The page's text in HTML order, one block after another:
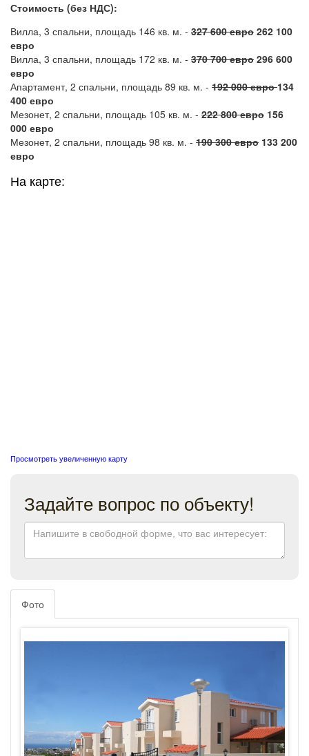
Стоимость (без НДС):
Вилла, 3 спальни, площадь 146 кв. м. - 327 600 евро 262 100
евро
Вилла, 3 спальни, площадь 172 кв. м. - 370 700 евро 296 600
евро
Апартамент, 2 спальни, площадь 89 кв. м. - 192 000 евро134
400 евро
Мезонет, 2 спальни, площадь 105 кв. м. - 222 800 евро 156
000 евро
Мезонет, 2 спальни, площадь 98 кв. м. - 190 300 евро 133 200
евро
На карте:
Просмотреть увеличенную карту
Задайте вопрос по объекту!
Фото